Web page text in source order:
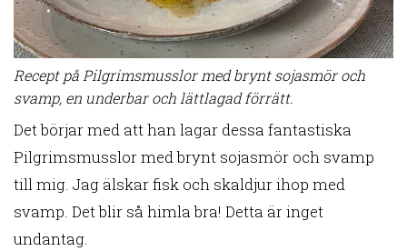
Recept på Pilgrimsmusslor med brynt sojasmör och
svamp, en underbar och lättlagad förrätt.
Det börjar med att han lagar dessa fantastiska
Pilgrimsmusslor med brynt sojasmör och svamp
till mig. Jag älskar fisk och skaldjur ihop med
svamp. Det blir så himla bra! Detta är inget
undantag.